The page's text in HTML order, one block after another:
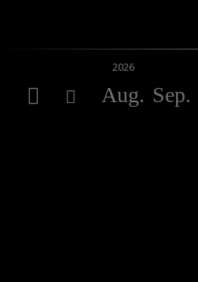
2026
Aug. Sep.